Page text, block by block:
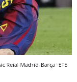
Reial Madrid-Barça EFE